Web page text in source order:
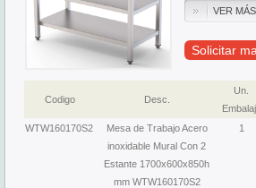
VER
Solicitar
Codigo Desc.
Un.
WTW160170S2
Mesa de Trabajo Acero
inoxidable Mural Con 2
Estante 1700x600x850h
mm WTW160170S2
1